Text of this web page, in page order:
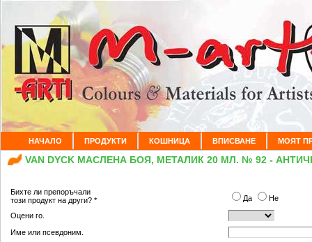
НАЧАЛО ПРОДУКТИ КОШНИЦА ВПИСВАНЕ МОЯТ
VAN DYCK МАСЛЕНА БОЯ, МЕТАЛИК 20 МЛ. № 92 -
Бихте ли препоръчали
този продукт на други? *
Да Не
Оцени го.
Име или псевдоним.